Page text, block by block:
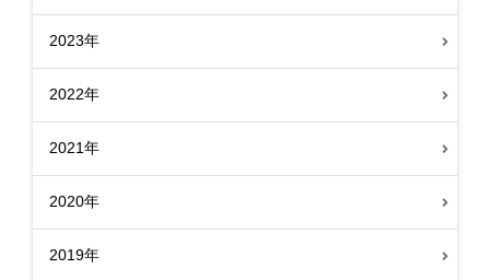
2023年
2022年
2021年
2020年
2019年